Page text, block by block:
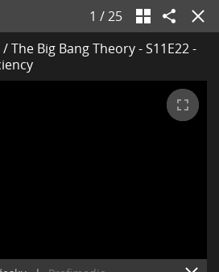
1 /25
The Big Bang Theory - S11E22 -